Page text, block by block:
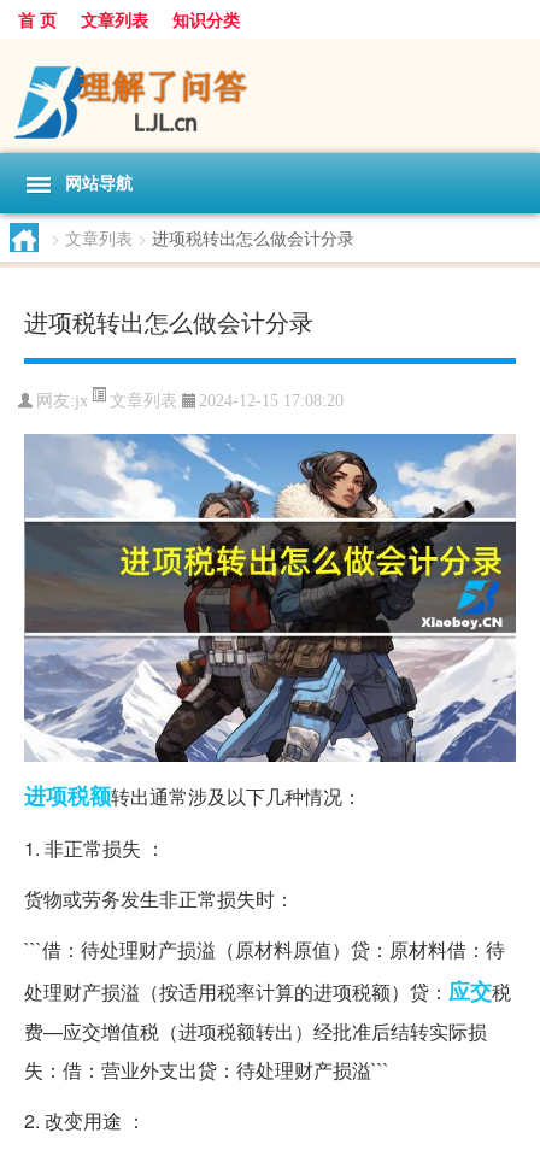
首 页 文章列表 知识分类
网站导航
> 文章列表 > 进项税转出怎么做会计分录
进项税转出怎么做会计分录
网友:jx 文章列表 2024-12-15 17:08:20
进项税额转出通常涉及以下几种情况：
1. 非正常损失 ：
货物或劳务发生非正常损失时：
```借：待处理财产损溢（原材料原值）贷：原材料借：待
处理财产损溢（按适用税率计算的进项税额）贷： 应交税
费—应交增值税（进项税额转出）经批准后结转实际损
失：借：营业外支出贷：待处理财产损溢```
2. 改变用途 ：